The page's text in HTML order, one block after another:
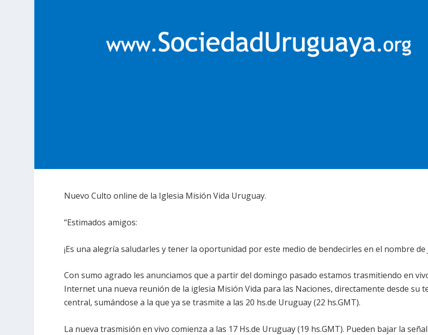
Nuevo Culto online de la Iglesia Misión Vida Uruguay.
“Estimados amigos:
¡Es una alegría saludarles y tener la oportunidad por este medio de bendecirles en el nombre de
Con sumo agrado les anunciamos que a partir del domingo pasado estamos trasmitiendo en
Internet una nueva reunión de la iglesia Misión Vida para las Naciones, directamente desde su
central, sumándose a la que ya se trasmite a las 20 hs.de Uruguay (22 hs.GMT).
La nueva trasmisión en vivo comienza a las 17 Hs.de Uruguay (19 hs.GMT). Pueden bajar la